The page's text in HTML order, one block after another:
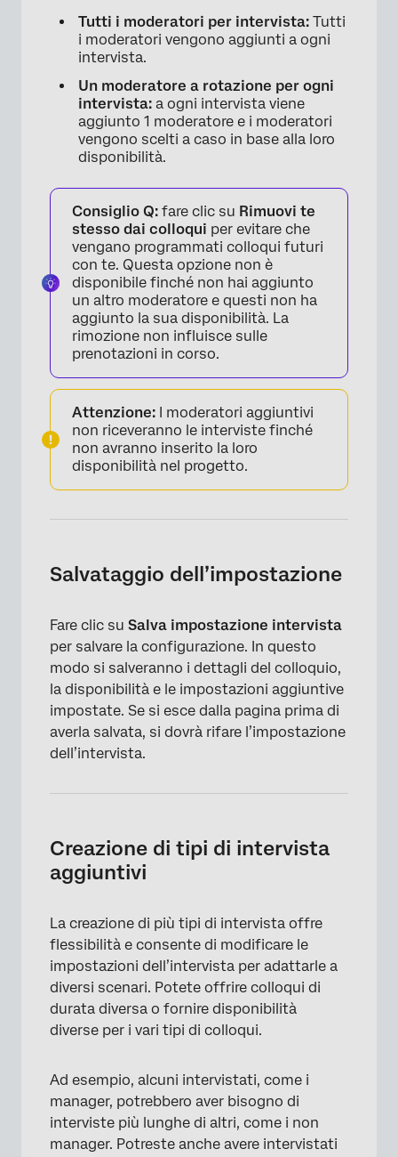
×
Tutti i moderatori per intervista: Tutti
i moderatori vengono aggiunti a ogni
intervista.
Un moderatore a rotazione per ogni
intervista: a ogni intervista viene
aggiunto 1 moderatore e i moderatori
vengono scelti a caso in base alla loro
disponibilità.
Consiglio Q: fare clic su Rimuovi te
stesso dai colloqui per evitare che
vengano programmati colloqui futuri
con te. Questa opzione non è
disponibile finché non hai aggiunto
un altro moderatore e questi non ha
aggiunto la sua disponibilità. La
rimozione non influisce sulle
prenotazioni in corso.
Attenzione: I moderatori aggiuntivi
non riceveranno le interviste finché
non avranno inserito la loro
disponibilità nel progetto.
Salvataggio dell’impostazione
Fare clic su Salva impostazione intervista
per salvare la configurazione. In questo
modo si salveranno i dettagli del colloquio,
la disponibilità e le impostazioni aggiuntive
impostate. Se si esce dalla pagina prima di
averla salvata, si dovrà rifare l’impostazione
dell’intervista.
Creazione di tipi di intervista
aggiuntivi
La creazione di più tipi di intervista offre
flessibilità e consente di modificare le
impostazioni dell’intervista per adattarle a
diversi scenari. Potete offrire colloqui di
durata diversa o fornire disponibilità
diverse per i vari tipi di colloqui.
Ad esempio, alcuni intervistati, come i
manager, potrebbero aver bisogno di
interviste più lunghe di altri, come i non
manager. Potreste anche avere intervistati